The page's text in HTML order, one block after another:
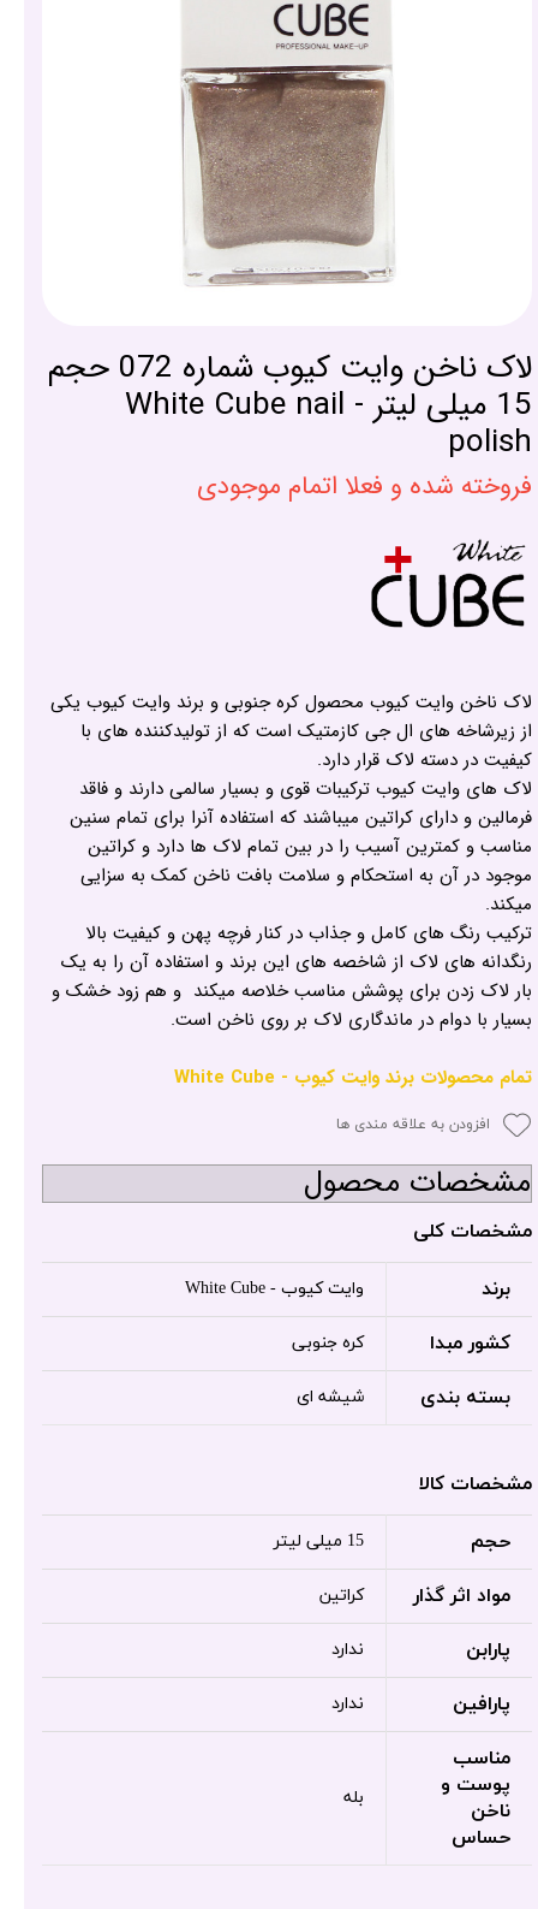
لاک ناخن وایت کیوب شماره 072 حجم
15 میلی لیتر - White Cube nail
polish
فروخته شده و فعلا اتمام موجودی
لاک ناخن وایت کیوب محصول کره جنوبی و برند وایت کیوب یکی
از زیرشاخه های ال جی کازمتیک است که از تولیدکننده های با
کیفیت در دسته لاک قرار دارد.
لاک های وایت کیوب ترکیبات قوی و بسیار سالمی دارند و فاقد
فرمالین و دارای کراتین میباشند که استفاده آنرا برای تمام سنین
مناسب و کمترین آسیب را در بین تمام لاک ها دارد و کراتین
موجود در آن به استحکام و سلامت بافت ناخن کمک به سزایی
میکند.
ترکیب رنگ های کامل و جذاب در کنار فرچه پهن و کیفیت بالا
رنگدانه های لاک از شاخصه های این برند و استفاده آن را به یک
بار لاک زدن برای پوشش مناسب خلاصه میکند و هم زود خشک و
بسیار با دوام در ماندگاری لاک بر روی ناخن است.
تمام محصولات برند وایت کیوب - White Cube
افزودن به علاقه مندی ها
مشخصات محصول
مشخصات کلی
برند وایت کیوب - White Cube
کشور مبدا کره جنوبی
بسته بندی شیشه ای
مشخصات کالا
حجم 15 میلی لیتر
مواد اثر گذار کراتین
پارابن ندارد
پارافین ندارد
مناسب
پوست و
ناخن
حساس
بله